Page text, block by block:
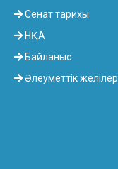
Сенат тарихы
НҚА
Байланыс
Әлеуметтік желілер